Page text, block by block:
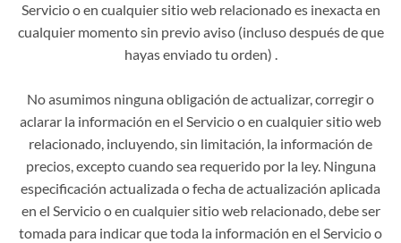
Servicio o en cualquier sitio web relacionado es inexacta en
cualquier momento sin previo aviso (incluso después de que
hayas enviado tu orden) .
No asumimos ninguna obligación de actualizar, corregir o
aclarar la información en el Servicio o en cualquier sitio web
relacionado, incluyendo, sin limitación, la información de
precios, excepto cuando sea requerido por la ley. Ninguna
especificación actualizada o fecha de actualización aplicada
en el Servicio o en cualquier sitio web relacionado, debe ser
tomada para indicar que toda la información en el Servicio o